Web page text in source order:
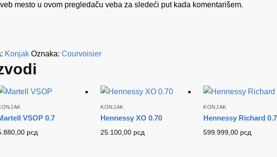
mesto u ovom pregledaču veba za sledeći put kada komentarišem.
Konjak Oznaka: Courvoisier
VSOP 0.7
рсд
KONJAK
Hennessy XO 0.70
25.100,00 рсд
KONJAK
Hennessy Richard
599.999,00 рсд